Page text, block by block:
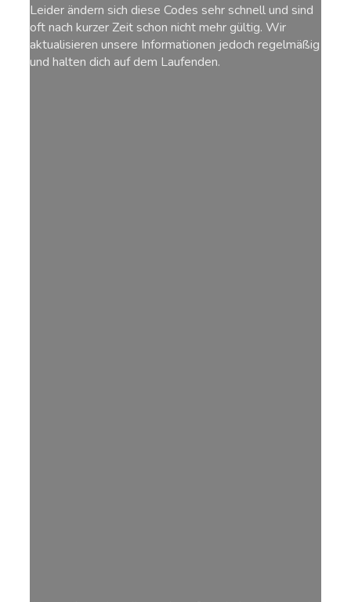
Leider ändern sich diese Codes sehr schnell und sind
oft nach kurzer Zeit schon nicht mehr gültig. Wir
aktualisieren unsere Informationen jedoch regelmäßig
und halten dich auf dem Laufenden.